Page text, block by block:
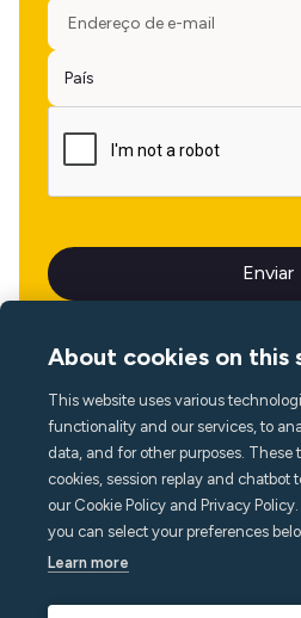
Idioma
About cookies on this
This website uses various
functionality and our services, to
data, and for other purposes.
cookies, session replay and chatbot
our Cookie Policy and Privacy
you can select your preferences
Learn more